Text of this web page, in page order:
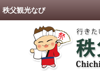
秩父観光なび